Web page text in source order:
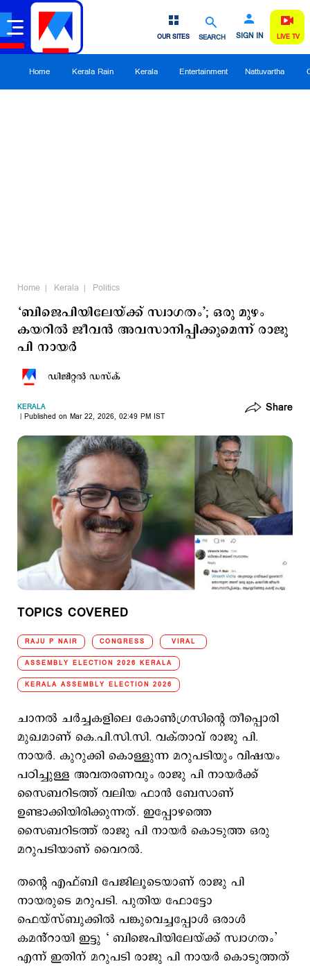
SEARCH SIGN IN
OUR SITES LIVE TV
Home Kerala Rain Kerala Entertainment Nattuvartha
Home Kerala Politics
‘ബിജെപിയിലേയ്ക്ക് സ്വാഗതം’; ഒരു മുഴം
കയറിൽ ജീവൻ അവസാനിപ്പിക്കുമെന്ന് രാജു
പി നായര്‍
ഡിജിറ്റല്‍ ഡസ്ക്
KERALA
Published on Mar 22, 2026, 02:49 PM IST
Share
TOPICS COVERED
RAJU P NAIR CONGRESS VIRAL
ASSEMBLY ELECTION 2026 KERALA
KERALA ASSEMBLY ELECTION 2026
ചാനൽ ചർച്ചകളിലെ കോൺഗ്രസിന്‍റെ തീപ്പൊരി
മുഖമാണ് കെ.പി.സി.സി. വക്താവ് രാജു പി.
നായർ. കുറുക്കി കൊള്ളുന്ന മറുപടിയും വിഷയം
പഠിച്ചുള്ള അവതരണവും രാജു പി നായർക്ക്
സൈബറിടത്ത് വലിയ ഫാൻ ബേസാണ്
ഉണ്ടാക്കിയിരിക്കുന്നത്. ഇപ്പോഴത്തെ
സൈബറിടത്ത് രാജു പി നായർ കൊടുത്ത ഒരു
മറുപടിയാണ് വൈറൽ.
തന്‍റെ എഫ്ബി പേജിലൂടെയാണ് രാജു പി
നായരുടെ മറുപടി. പുതിയ ഫോട്ടോ
ഫെയ്സ്ബുക്കിൽ പങ്കുവെച്ചപ്പോൾ ഒരാൾ
കമൻ്റായി ഇട്ടു ‘ ബിജെപിയിലേയ്ക്ക് സ്വാഗതം’
എന്ന് ഇതിന് മറുപടി രാജു പി നായർ കൊടുത്തത്